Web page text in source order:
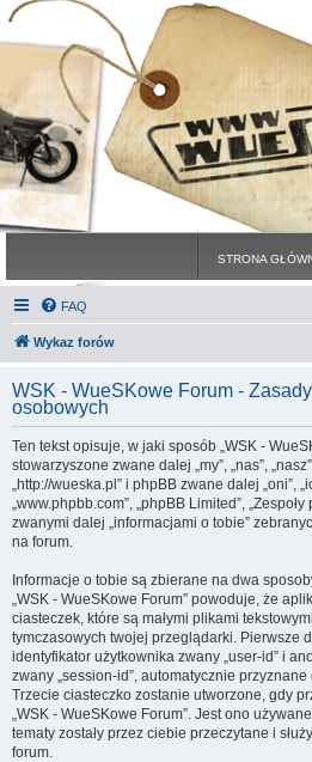
STRONA
FAQ
Wykaz forów
WSK - WueSKowe Forum -
osobowych
Ten tekst opisuje, w jaki sposób „WSK -
stowarzyszone zwane dalej „my”, „nas”,
„http://wueska.pl” i phpBB zwane dalej „oni”,
„www.phpbb.com”, „phpBB Limited”,
zwanymi dalej „informacjami o tobie”
na forum.
Informacje o tobie są zbierane na dwa
„WSK - WueSKowe Forum” powoduje, że
ciasteczek, które są małymi plikami
tymczasowych twojej przeglądarki. Pierwsze
identyfikator użytkownika zwany „user-id” i
zwany „session-id”, automatycznie
Trzecie ciasteczko zostanie utworzone, gdy
„WSK - WueSKowe Forum”. Jest ono
tematy zostały przez ciebie przeczytane i
forum.